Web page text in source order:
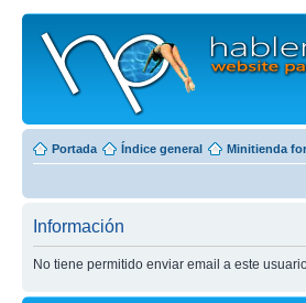
Portada Índice general Minitienda
Información
No tiene permitido enviar email a este